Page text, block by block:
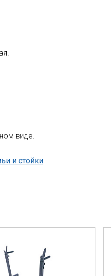
виде.
и стойки